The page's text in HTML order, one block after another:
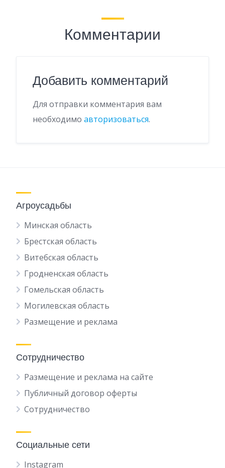
Комментарии
Добавить комментарий
Для отправки комментария вам
необходимо авторизоваться.
Агроусадьбы
Минская область
Брестская область
Витебская область
Гродненская область
Гомельская область
Могилевская область
Размещение и реклама
Сотрудничество
Размещение и реклама на сайте
Публичный договор оферты
Сотрудничество
Социальные сети
Instagram